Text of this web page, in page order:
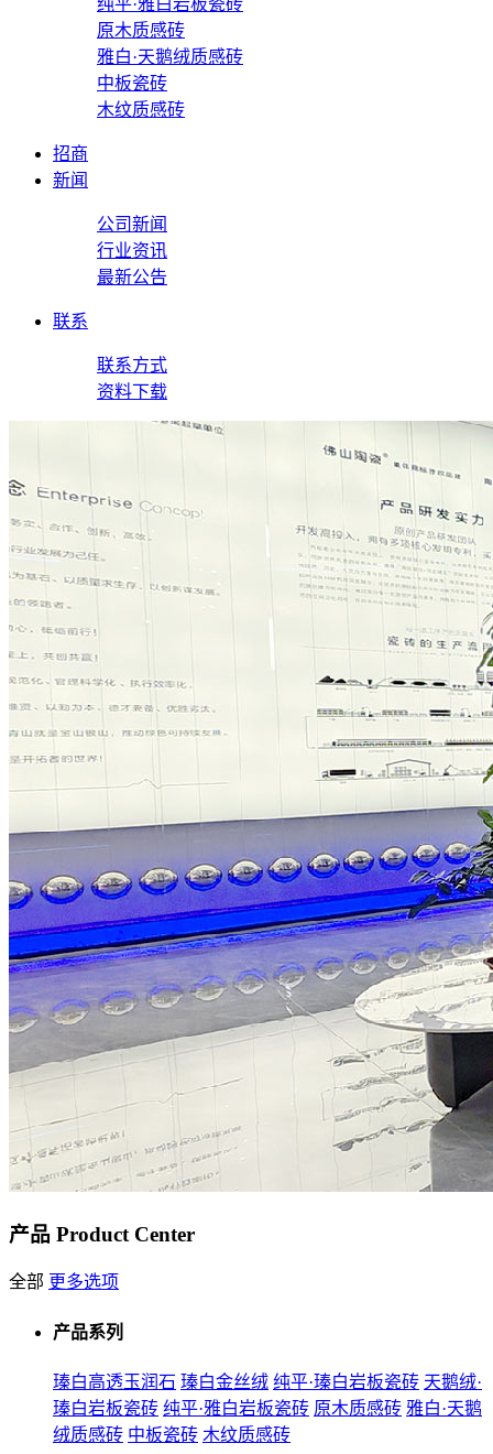
原木质感砖
雅白·天鹅绒质感砖
中板瓷砖
木纹质感砖
招商
新闻
公司新闻
行业资讯
最新公告
联系
联系方式
资料下载
产品 Product Center
全部 更多选项
产品系列
瑧白高透玉润石 瑧白金丝绒 纯平·瑧白岩板瓷砖 天鹅绒·
瑧白岩板瓷砖 纯平·雅白岩板瓷砖 原木质感砖 雅白·天鹅
绒质感砖 中板瓷砖 木纹质感砖